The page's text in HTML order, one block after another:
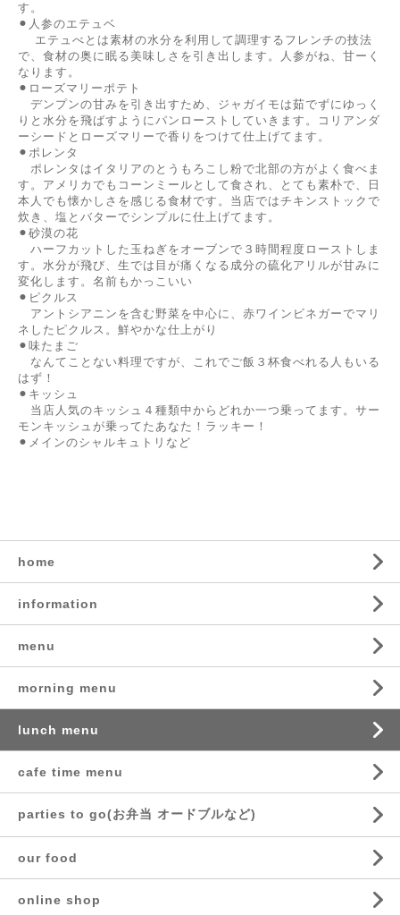
す。
⚫︎人参のエテュベ
エテュべとは素材の水分を利用して調理するフレンチの技法
で、食材の奥に眠る美味しさを引き出します。人参がね、甘ーく
なります。
⚫︎ローズマリーポテト
デンプンの甘みを引き出すため、ジャガイモは茹でずにゆっく
りと水分を飛ばすようにパンローストしていきます。コリアンダ
ーシードとローズマリーで香りをつけて仕上げてます。
⚫︎ポレンタ
ポレンタはイタリアのとうもろこし粉で北部の方がよく食べま
す。アメリカでもコーンミールとして食され、とても素朴で、日
本人でも懐かしさを感じる食材です。当店ではチキンストックで
炊き、塩とバターでシンプルに仕上げてます。
⚫︎砂漠の花
ハーフカットした玉ねぎをオーブンで３時間程度ローストしま
す。水分が飛び、生では目が痛くなる成分の硫化アリルが甘みに
変化します。名前もかっこいい
⚫︎ピクルス
アントシアニンを含む野菜を中心に、赤ワインビネガーでマリ
ネしたピクルス。鮮やかな仕上がり
⚫︎味たまご
なんてことない料理ですが、これでご飯３杯食べれる人もいる
はず！
⚫︎キッシュ
当店人気のキッシュ４種類中からどれか一つ乗ってます。サー
モンキッシュが乗ってたあなた！ラッキー！
⚫︎メインのシャルキュトリなど
home
information
menu
morning menu
lunch menu
cafe time menu
parties to go(お弁当 オードブルなど)
our food
online shop